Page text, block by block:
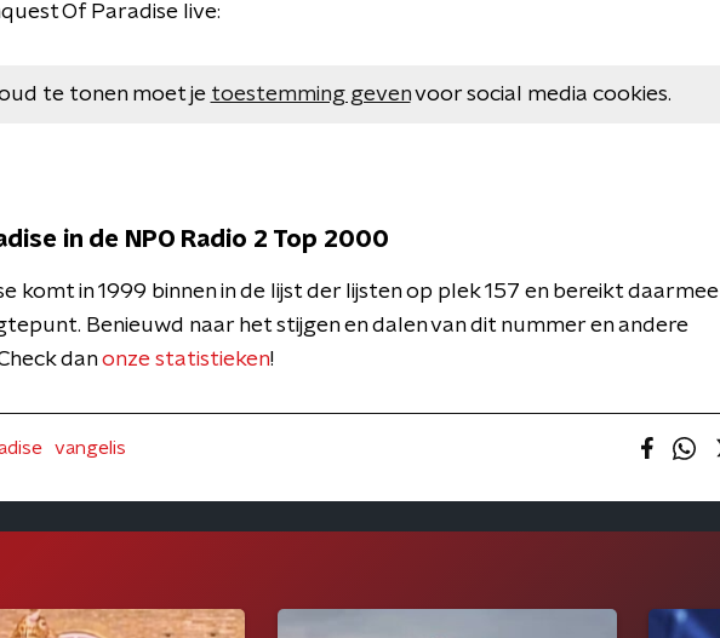
Of Paradise live:
te tonen moet je toestemming gevenvoor social media cookies.
in de NPO Radio 2 Top 2000
komt in 1999 binnen in de lijst der lijsten op plek 157 en bereikt daarmee
Benieuwd naar het stijgen en dalen van dit nummer en andere
danonze statistieken!
vangelis